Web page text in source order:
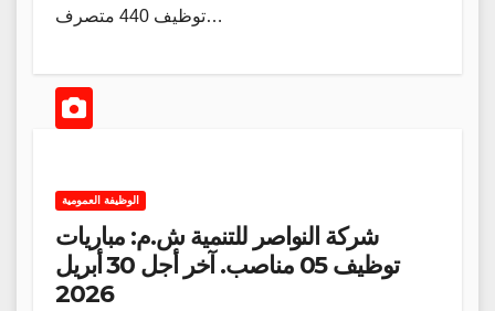
توظيف 440 متصرف…
الوظيفة العمومية
شركة النواصر للتنمية ش.م: مباريات
توظيف 05 مناصب. آخر أجل 30 أبريل
2026